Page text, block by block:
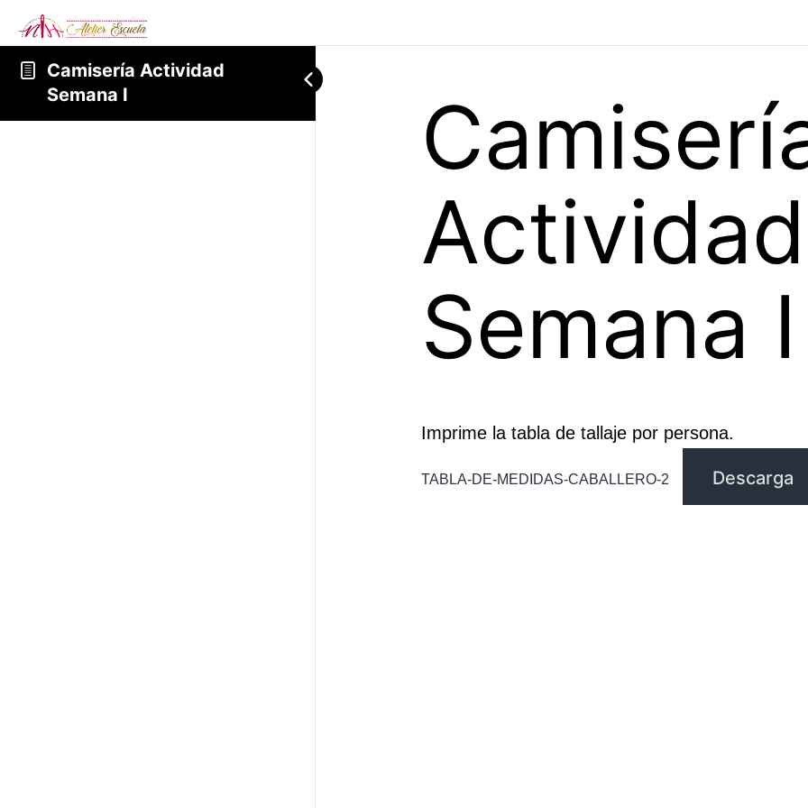
Camisería Actividad
Semana I
Actividad
Semana I
Imprime la tabla de tallaje por persona.
TABLA-DE-MEDIDAS-CABALLERO-2 Descarga